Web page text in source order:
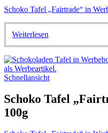
Schoko Tafel „Fairtrade“ in
Weiterlesen
Schnellansicht
Schoko Tafel
100g